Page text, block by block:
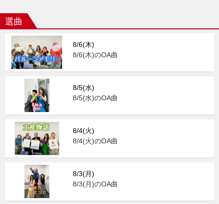
選曲
8/6(木)
8/6(木)のOA曲
8/5(水)
8/5(水)のOA曲
8/4(火)
8/4(火)のOA曲
8/3(月)
8/3(月)のOA曲